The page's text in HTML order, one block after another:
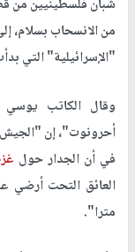
شبان فلسطينيين من
من الانسحاب بسلام،
"الإسرائيلية" التي
وقال الكاتب
أحرونوت"، إن "الجيش
في أن الجدار حول
العائق التحت
مترا".